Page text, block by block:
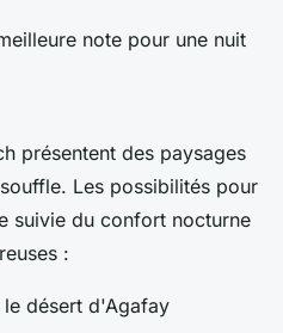
note pour une nuit
présentent des paysages
Les possibilités pour
suivie du confort nocturne
:
désert d'Agafay